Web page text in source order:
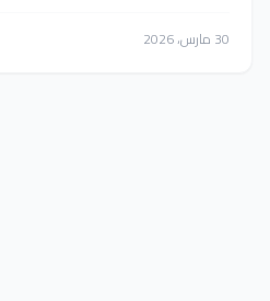
30 مارس، 2026